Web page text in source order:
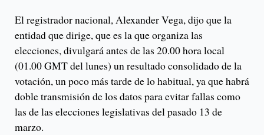
El registrador nacional, Alexander Vega, dijo que la
entidad que dirige, que es la que organiza las
elecciones, divulgará antes de las 20.00 hora local
(01.00 GMT del lunes) un resultado consolidado de la
votación, un poco más tarde de lo habitual, ya que habrá
doble transmisión de los datos para evitar fallas como
las de las elecciones legislativas del pasado 13 de
marzo.